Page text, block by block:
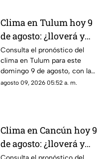
Clima en Tulum hoy 9
de agosto: ¿lloverá y
qué temperatura se
espera este domingo?
Consulta el pronóstico del
clima en Tulum para este
domingo 9 de agosto, con la
temperatura y las condiciones
agosto 09, 2026 05:52 a. m.
Clima en Cancún hoy 9
de agosto: ¿lloverá y